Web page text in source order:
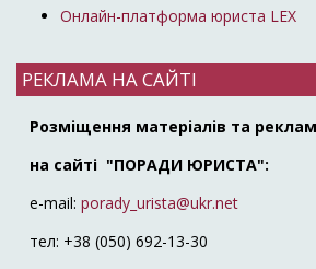
Онлайн-платформа юриста LEX
РЕКЛАМА НА САЙТІ
Розміщення матеріалів та
на сайті "ПОРАДИ ЮРИСТА":
e-mail: porady_urista@ukr.net
тел: +38 (050) 692-13-30